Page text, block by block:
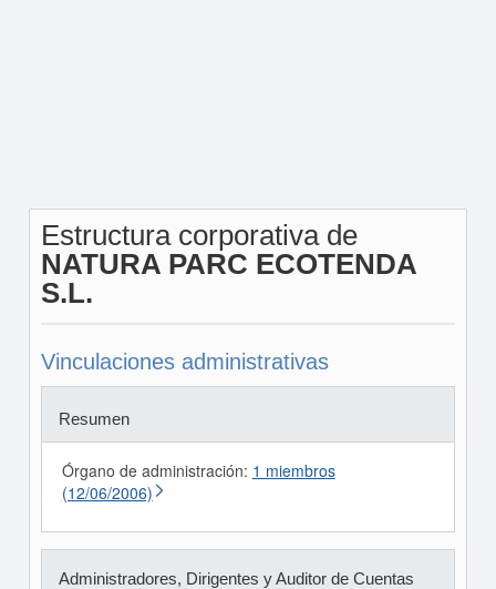
Estructura corporativa de
NATURA PARC ECOTENDA
S.L.
Vinculaciones administrativas
Resumen
Órgano de administración: 1 miembros
(12/06/2006)
Administradores, Dirigentes y Auditor de Cuentas